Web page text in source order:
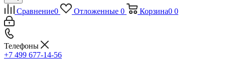
Сравнение0 Отложенные 0 Корзина0 0
Телефоны
+7 499 677-14-56